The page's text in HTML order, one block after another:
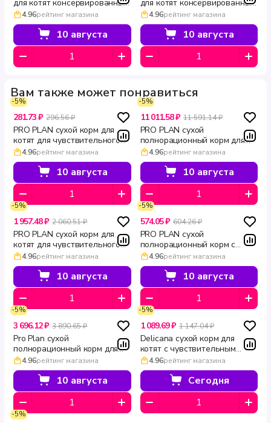
для котят консервированный
Перепелка 100 г
4.96рейтинг магазина
10 августа
для котят консервированный
с курицей 100 г
4.96рейтинг магазина
10 августа
Вам также может понравиться
-5%
281.73 ₽ 296.56 ₽
PRO PLAN сухой корм для
котят для чувствительного
пищеварения с индейкой и
рисом DELICATE DIGESTION
4.96рейтинг магазина
10 августа
-5%
11 011.58 ₽ 11 591.14 ₽
PRO PLAN сухой
полнорационный корм для
котят с чувствительным
пищеварением с индейкой и
рисом DELICATE DIGESTION
10 кг
4.96рейтинг магазина
10 августа
-5%
1 957.48 ₽ 2 060.51 ₽
PRO PLAN сухой корм для
котят для чувствительного
пищеварения с индейкой и
рисом DELICATE DIGESTION
4.96рейтинг магазина
10 августа
-5%
574.05 ₽ 604.26 ₽
PRO PLAN сухой
полнорационный корм с
индейкой для котят при
чувствительном
пищеварении DELICATE
DIGESTION 400 г
4.96рейтинг магазина
10 августа
-5%
3 696.12 ₽ 3 890.65 ₽
Pro Plan сухой
полнорационный корм для
котят с индейкой и рисом для
чувствительного
пищеварения DELICATE
DIGESTION 3 кг
4.96рейтинг магазина
10 августа
-5%
1 089.69 ₽ 1 147.04 ₽
Delicana сухой корм для
котят с чувствительным
пищеварением с индейкой
1.5 кг
4.96рейтинг магазина
Сегодня
-5%